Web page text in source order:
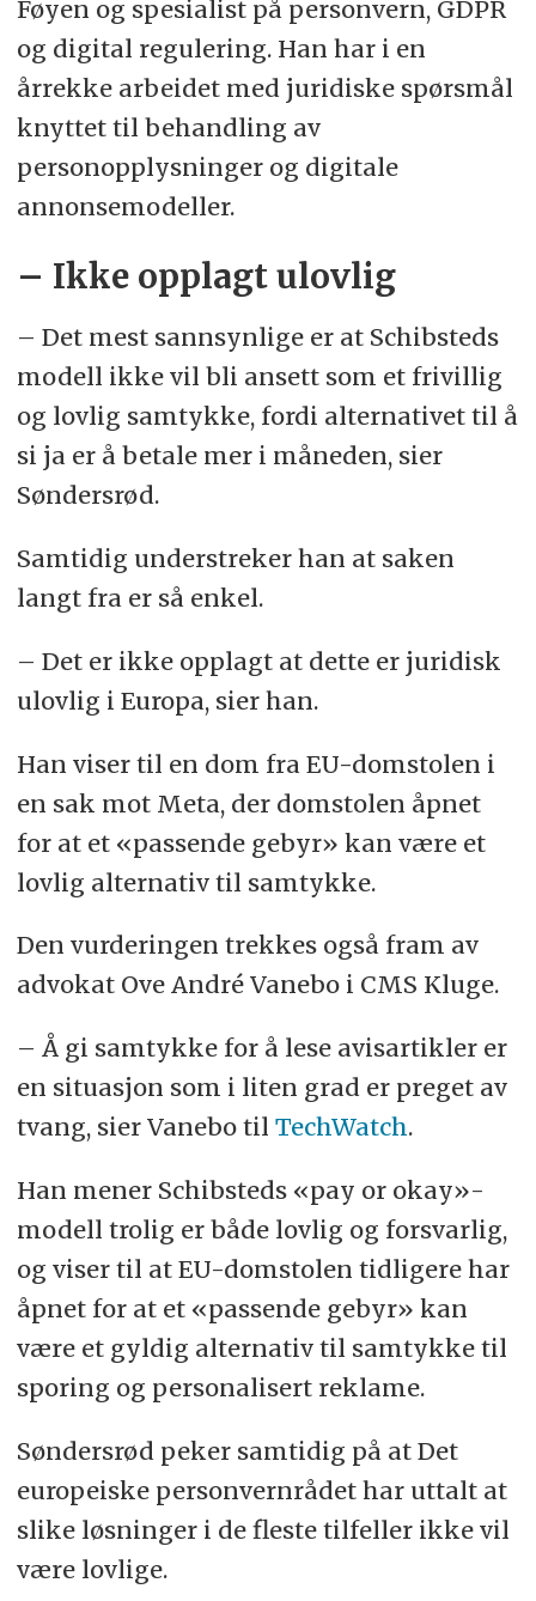
Føyen og spesialist på personvern, GDPR
og digital regulering. Han har i en
årrekke arbeidet med juridiske spørsmål
knyttet til behandling av
personopplysninger og digitale
annonsemodeller.
– Ikke opplagt ulovlig
– Det mest sannsynlige er at Schibsteds
modell ikke vil bli ansett som et frivillig
og lovlig samtykke, fordi alternativet til å
si ja er å betale mer i måneden, sier
Søndersrød.
Samtidig understreker han at saken
langt fra er så enkel.
– Det er ikke opplagt at dette er juridisk
ulovlig i Europa, sier han.
Han viser til en dom fra EU-domstolen i
en sak mot Meta, der domstolen åpnet
for at et «passende gebyr» kan være et
lovlig alternativ til samtykke.
Den vurderingen trekkes også fram av
advokat Ove André Vanebo i CMS Kluge.
– Å gi samtykke for å lese avisartikler er
en situasjon som i liten grad er preget av
tvang, sier Vanebo til TechWatch.
Han mener Schibsteds «pay or okay»-
modell trolig er både lovlig og forsvarlig,
og viser til at EU-domstolen tidligere har
åpnet for at et «passende gebyr» kan
være et gyldig alternativ til samtykke til
sporing og personalisert reklame.
Søndersrød peker samtidig på at Det
europeiske personvernrådet har uttalt at
slike løsninger i de fleste tilfeller ikke vil
være lovlige.